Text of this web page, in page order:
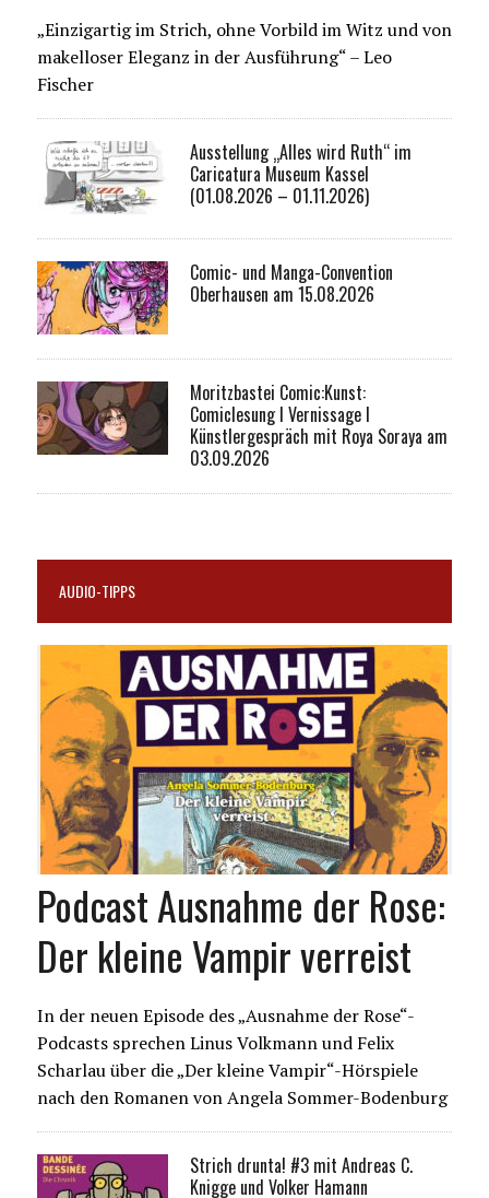
„Einzigartig im Strich, ohne Vorbild im Witz und von
makelloser Eleganz in der Ausführung“ – Leo
Fischer
Ausstellung „Alles wird Ruth“ im
Caricatura Museum Kassel
(01.08.2026 – 01.11.2026)
Comic- und Manga-Convention
Oberhausen am 15.08.2026
Moritzbastei Comic:Kunst:
Comiclesung I Vernissage I
Künstlergespräch mit Roya Soraya am
03.09.2026
AUDIO-TIPPS
Podcast Ausnahme der Rose:
Der kleine Vampir verreist
In der neuen Episode des „Ausnahme der Rose“-
Podcasts sprechen Linus Volkmann und Felix
Scharlau über die „Der kleine Vampir“-Hörspiele
nach den Romanen von Angela Sommer-Bodenburg
Strich drunta! #3 mit Andreas C.
Knigge und Volker Hamann